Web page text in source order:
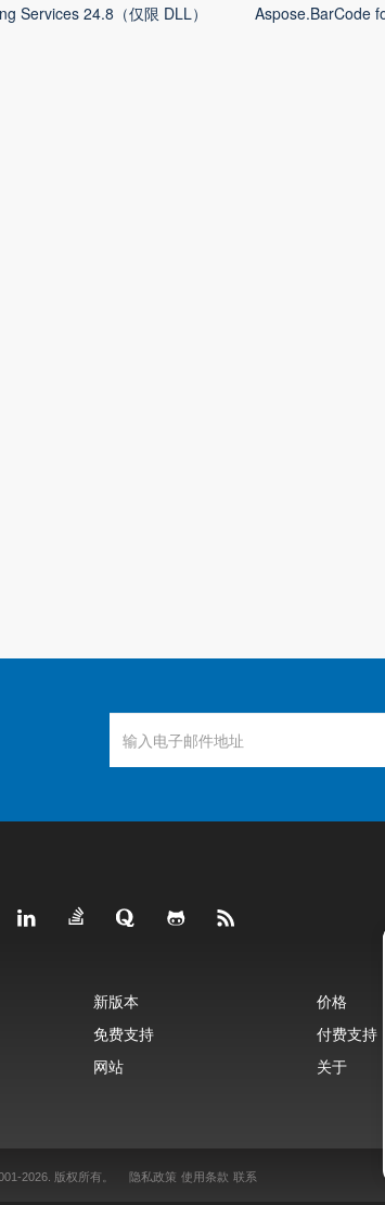
Services 24.8（仅限 DLL） Aspose.BarCode
新版本
价格
免费支持
付费支持
网站 关于
2026. 版权所有。 隐私政策 使用条款 联系